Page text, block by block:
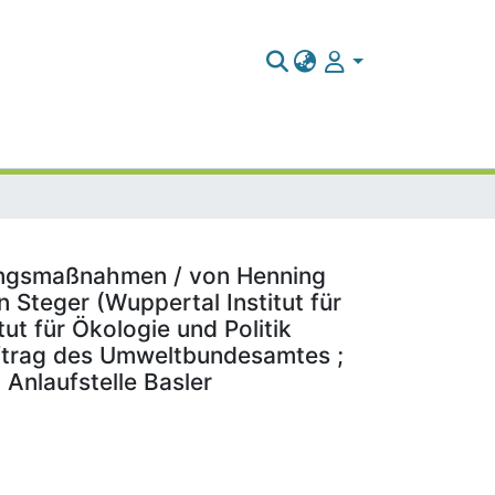
/ von Henning
Steger (Wuppertal Institut für
für Ökologie und Politik
des Umweltbundesamtes ;
Basler